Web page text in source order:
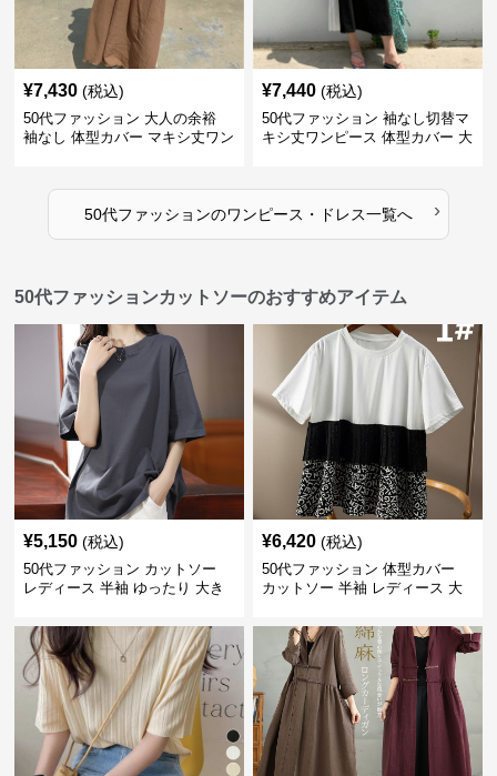
¥7,430 (税込)
50代ファッション 大人の余裕
袖なし 体型カバー マキシ丈ワン
¥7,440 (税込)
50代ファッション 袖なし切替マ
キシ丈ワンピース 体型カバー 大
50代ファッションのワンピース・ドレス一覧へ ›
50代ファッションカットソーのおすすめアイテム
¥5,150 (税込)
50代ファッション カットソー
レディース 半袖 ゆったり 大き
¥6,420 (税込)
50代ファッション 体型カバー
カットソー 半袖 レディース 大